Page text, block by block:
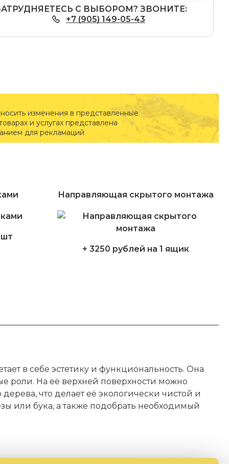
С ВЫБОРОМ? ЗВОНИТЕ:
+7 (905) 149-05-43
изменения в представленные
и услугах представлена
для рекламаций
Направляющая скрытого монтажа
+ 3250 рублей на 1 ящик
в себе эстетику и функциональность. Она
роли. На её верхней поверхности можно
что делает её экологически чистой и
или бука, а также подобрать необходимый